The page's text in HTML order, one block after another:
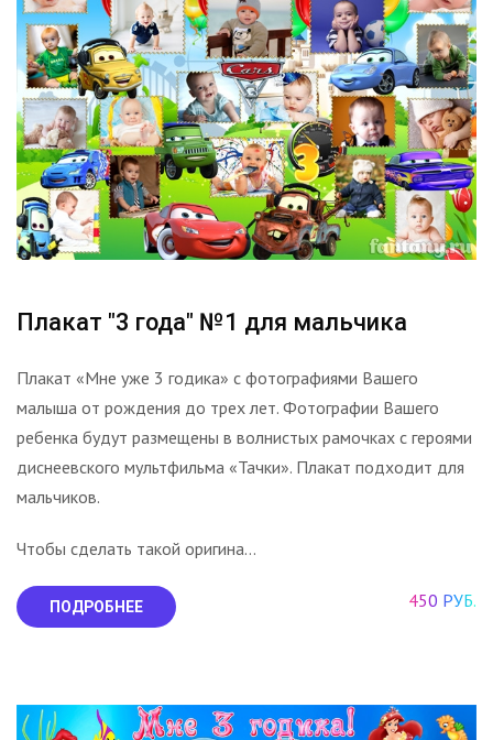
Плакат "3 года" №1 для мальчика
Плакат «Мне уже 3 годика» с фотографиями Вашего
малыша от рождения до трех лет. Фотографии Вашего
ребенка будут размещены в волнистых рамочках с героями
диснеевского мультфильма «Тачки». Плакат подходит для
мальчиков.
Чтобы сделать такой оригина...
ПОДРОБНЕЕ 450 РУБ.